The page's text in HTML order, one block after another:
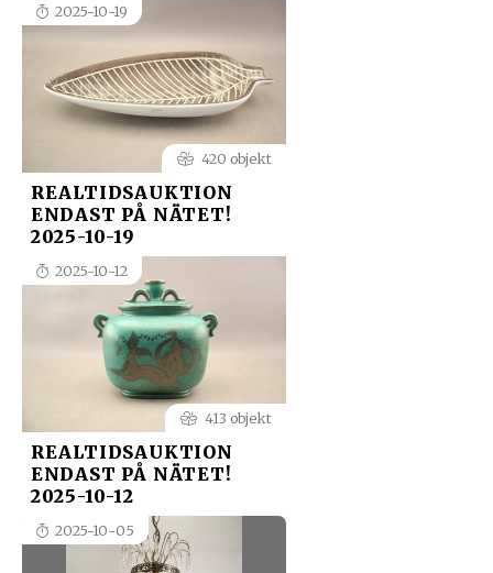
2025-10-19
420 objekt
REALTIDSAUKTION
ENDAST PÅ NÄTET!
2025-10-19
2025-10-12
413 objekt
REALTIDSAUKTION
ENDAST PÅ NÄTET!
2025-10-12
2025-10-05